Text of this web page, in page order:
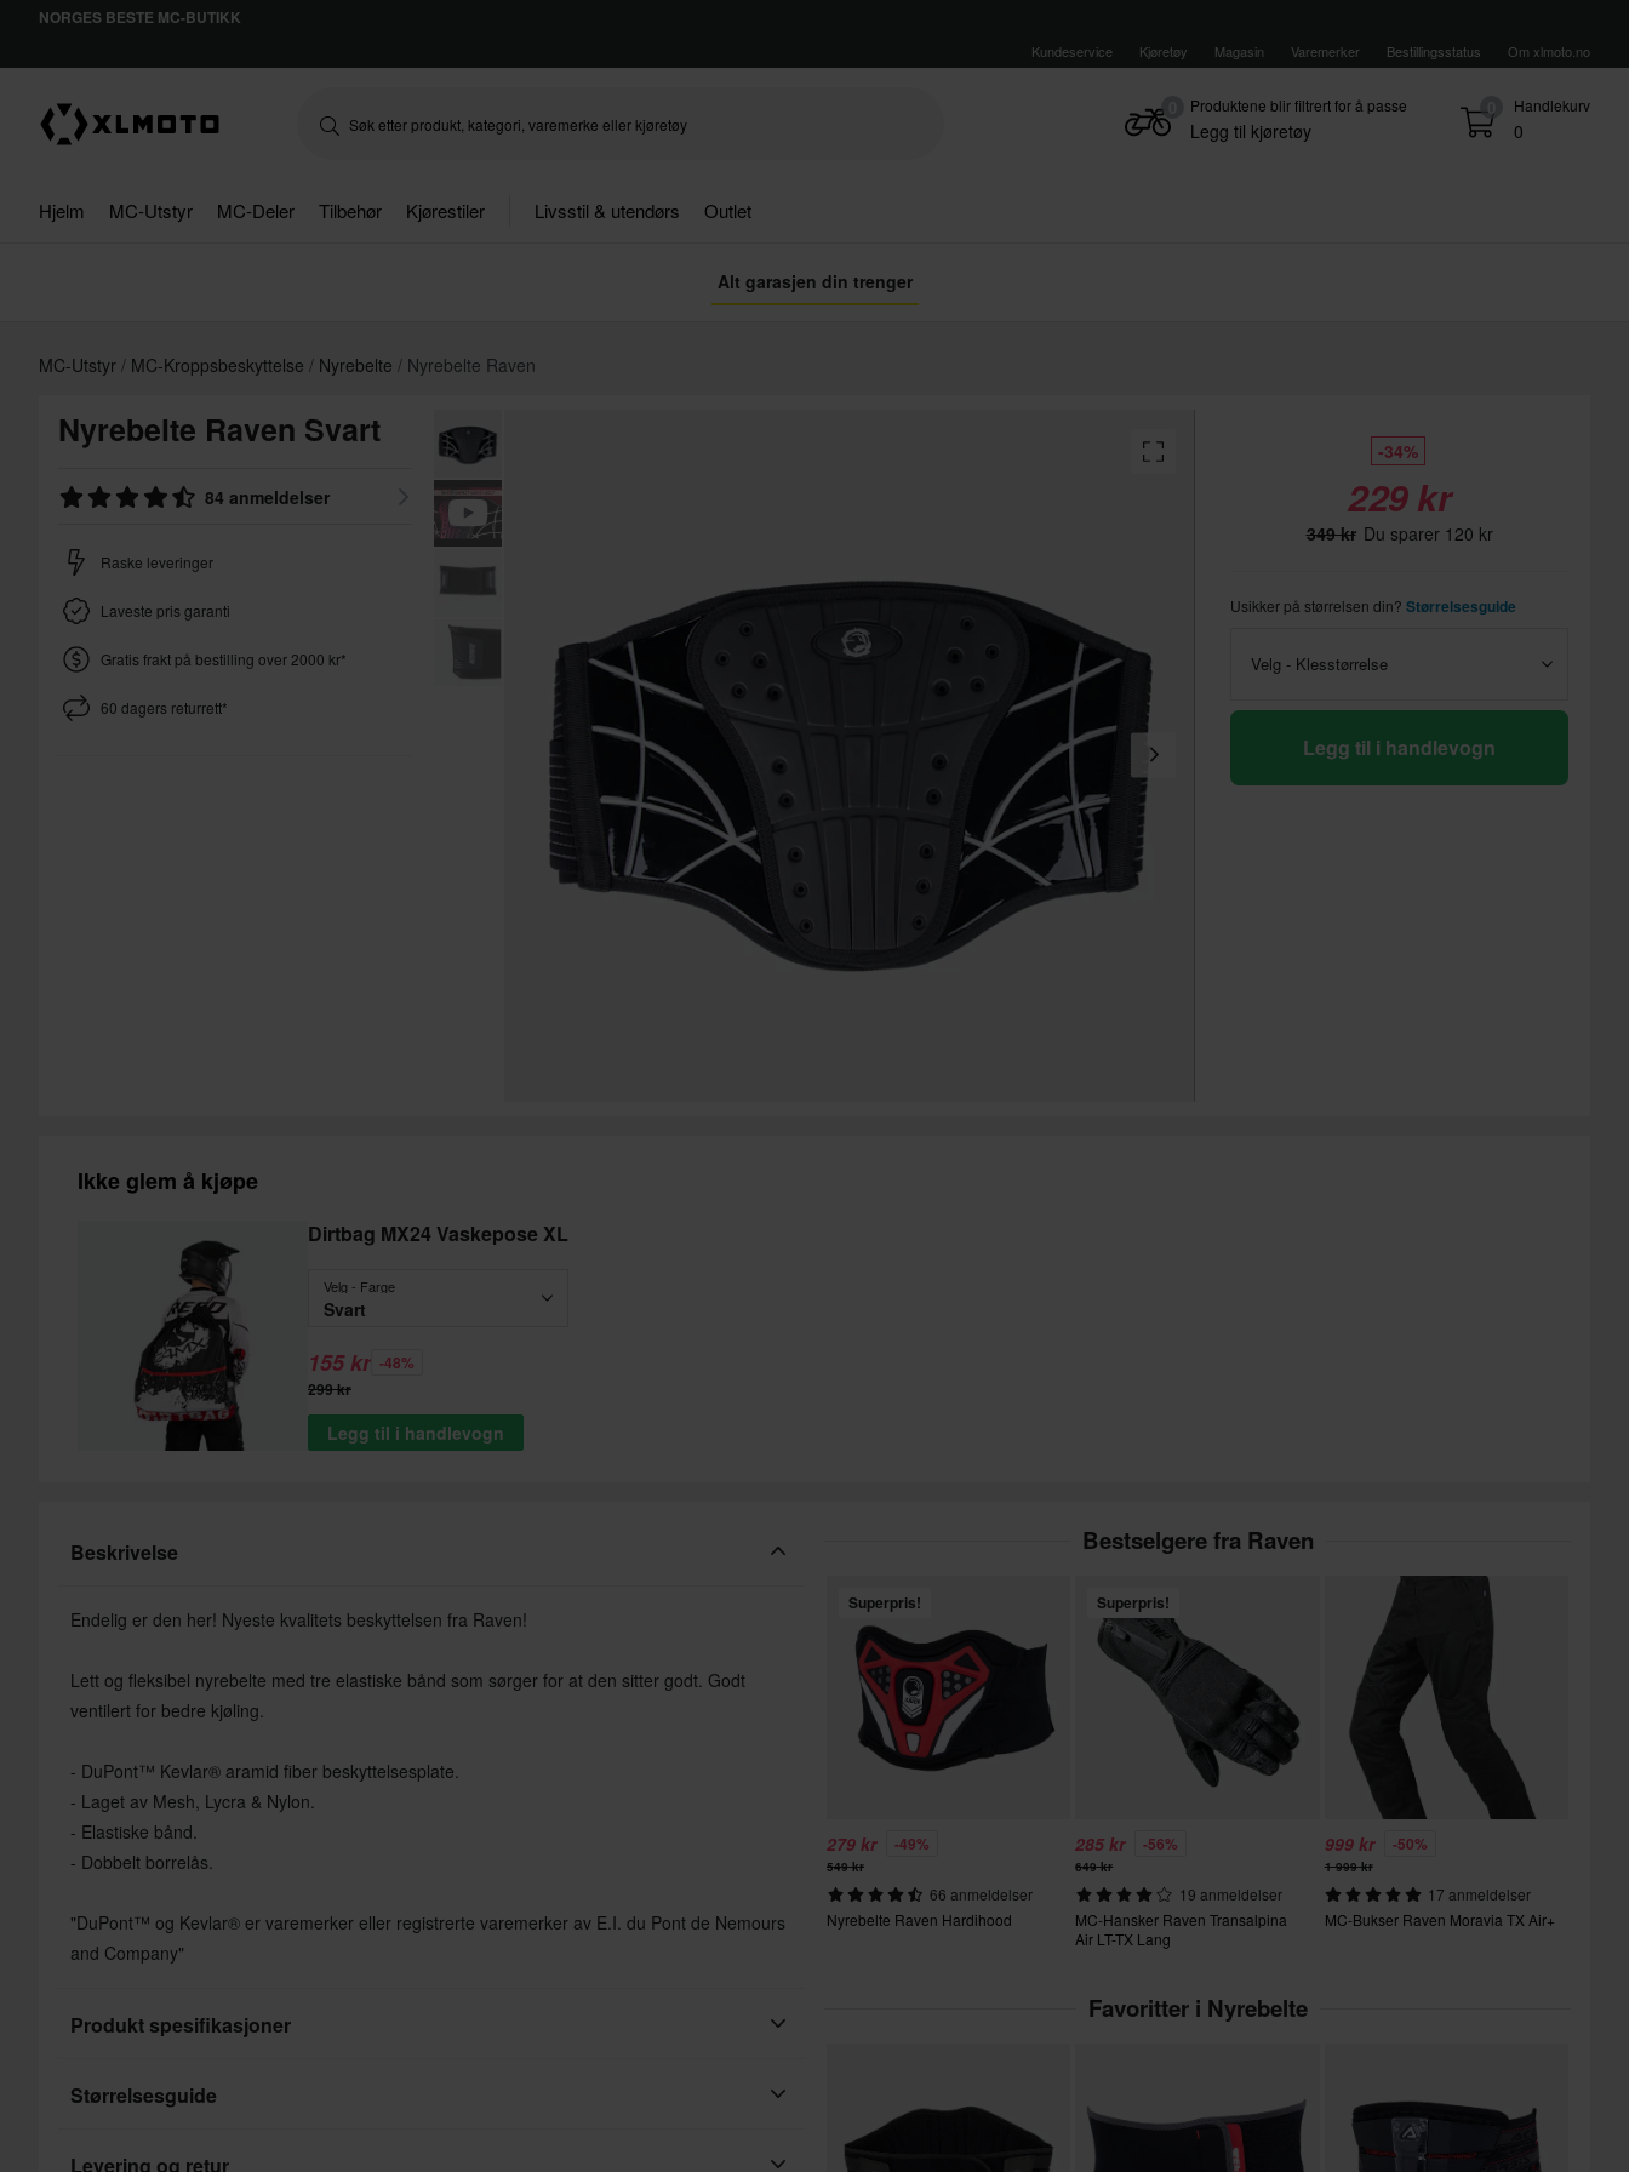
NORGES BESTE MC-BUTIKK
Kundeservice Kjøretøy Magasin Varemerker Bestillingsstatus Om xlmoto.no
0 Handlekurv
0
Produktene blir filtrert for å passe
Legg til kjøretøy
Hjelm MC-Utstyr MC-Deler Tilbehør Kjørestiler Livsstil & utendørs Outlet
Alt garasjen din trenger
MC-Utstyr MC-Kroppsbeskyttelse Nyrebelte Nyrebelte Raven
Nyrebelte Raven Svart
84 anmeldelser
Raske leveringer
Laveste pris garanti
Gratis frakt på bestilling over 2000 kr*
60 dagers returrett*
-34%
229 kr
349 kr Du sparer 120 kr
Usikker på størrelsen din? Størrelsesguide
Velg - Klesstørrelse
Legg til i handlevogn
Ikke glem å kjøpe
Dirtbag MX24 Vaskepose XL
Velg - Farge
Svart
155 kr -48%
299 kr
Legg til i handlevogn
Beskrivelse
Endelig er den her! Nyeste kvalitets beskyttelsen fra Raven!
Lett og fleksibel nyrebelte med tre elastiske bånd som sørger for at den sitter godt. Godt
ventilert for bedre kjøling.
- DuPont™ Kevlar® aramid fiber beskyttelsesplate.
- Laget av Mesh, Lycra & Nylon.
- Elastiske bånd.
- Dobbelt borrelås.
"DuPont™ og Kevlar® er varemerker eller registrerte varemerker av E.I. du Pont de Nemours
and Company"
Produkt spesifikasjoner
Produktbruker
Varemerke Raven
Størrelsesguide
Levering og retur
Bestselgere fra Raven
Superpris!
279 kr -49%
549 kr
66 anmeldelser
Nyrebelte Raven Hardihood
Superpris!
285 kr -56%
649 kr
19 anmeldelser
MC-Hansker Raven Transalpina
Air LT-TX Lang
999 kr -50%
1 999 kr
17 anmeldelser
MC-Bukser Raven Moravia TX Air+
Favoritter i Nyrebelte